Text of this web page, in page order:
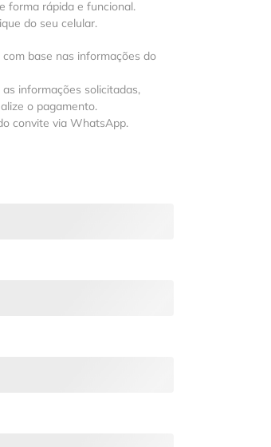
forma rápida e funcional.
do seu celular.
base nas informações do
informações solicitadas,
o pagamento.
convite via WhatsApp.